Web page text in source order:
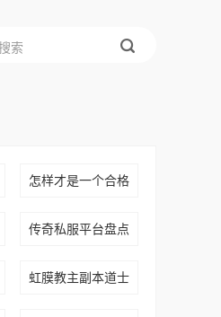
怎样才是一个合格
传奇私服平台盘点
虹膜教主副本道士